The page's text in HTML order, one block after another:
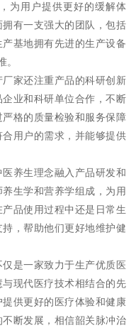
为用户提供更好的缓解体
有一支强大的团队，包括
基地拥有先进的生产设备
。
家还注重产品的科研创新
业和科研单位合作，不断
格的质量检验和服务保障
用户的需求，并能够提供
养生理念融入产品研发和
生学和营养学组成，为用
品使用过程中还是日常生
，帮助他们更好地维护健
是一家致力于生产优质医
现代医疗技术相结合的先
供更好的医疗体验和健康
断发展，相信韶关脉冲治